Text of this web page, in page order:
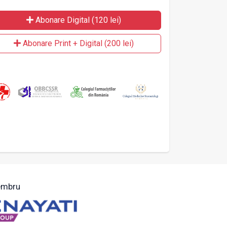
Abonare Digital (120 lei)
Abonare Print + Digital (200 lei)